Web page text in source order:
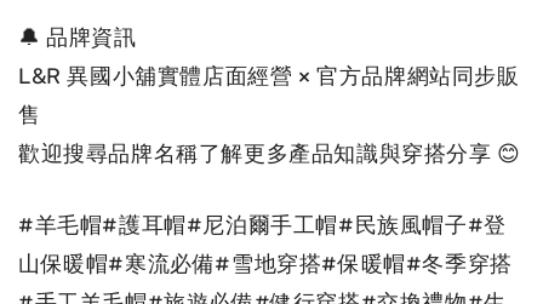
🔔 品牌資訊
L&R 異國小舖實體店面經營 × 官方品牌網站同步販
售
歡迎搜尋品牌名稱了解更多產品知識與穿搭分享 😊
#羊毛帽#護耳帽#尼泊爾手工帽#民族風帽子#登
山保暖帽#寒流必備#雪地穿搭#保暖帽#冬季穿搭